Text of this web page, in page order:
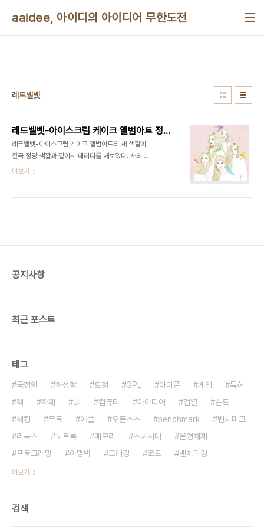
aaidee, 아이디의 아이디어 무한도전
레드벨벳
레드벨벳-아이스크림 케이크 앨범아트 정당 패러디
레드벨벳-아이스크림 케이크 앨범아트의 새 색깔이
한국 정당 색깔과 같아서 패러디를 해보았다. 새의 모
양을 자세히 보면 정당의 피아이(Political
더보기
공지사항
최근 포스트
태그
국정원 화성학 도청 GPL 아이폰 게임
특허
책
화폐 UI 컴퓨터 아이디어 검열
폰트
해킹
무료 애플 오픈소스 benchmark
벤치마크
리눅스
노트북 메모리 소녀시대
운영체제
프로그래밍
이명박 크래킹 코드 벤치마킹
더보기
검색